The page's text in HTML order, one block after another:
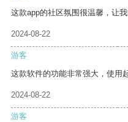
这款app的社区氛围很温馨，让我
2024-08-22
游客
这款软件的功能非常强大，使用
2024-08-22
游客